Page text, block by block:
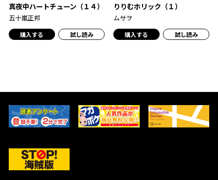
真夜中ハートチューン（１４）
五十嵐正邦
購入する 試し読み
りりむホリック（１）
ムサヲ
購入する 試し読み